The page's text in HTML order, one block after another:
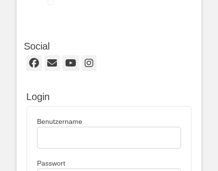
Social
Login
Benutzername
Passwort